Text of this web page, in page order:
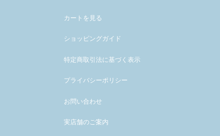
カートを見る
ショッピングガイド
特定商取引法に基づく表示
プライバシーポリシー
お問い合わせ
実店舗のご案内